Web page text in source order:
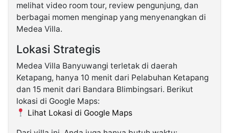
melihat video room tour, review pengunjung, dan
berbagai momen menginap yang menyenangkan di
Medea Villa.
Lokasi Strategis
Medea Villa Banyuwangi terletak di daerah
Ketapang, hanya 10 menit dari Pelabuhan Ketapang
dan 15 menit dari Bandara Blimbingsari. Berikut
lokasi di Google Maps:
Lihat Lokasi di Google Maps